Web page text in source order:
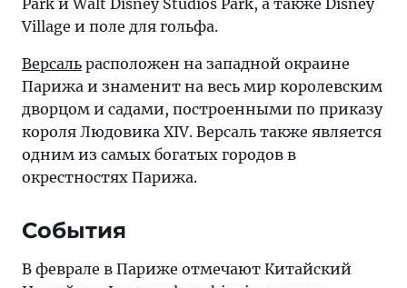
Park и Walt Disney Studios Park, а также Disney
Village и поле для гольфа.
Версаль расположен на западной окраине
Парижа и знаменит на весь мир королевским
дворцом и садами, построенными по приказу
короля Людовика XIV. Версаль также является
одним из самых богатых городов в
окрестностях Парижа.
События
В феврале в Париже отмечают Китайский